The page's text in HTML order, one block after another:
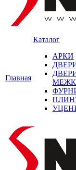
Главная
Каталог
АРКИ